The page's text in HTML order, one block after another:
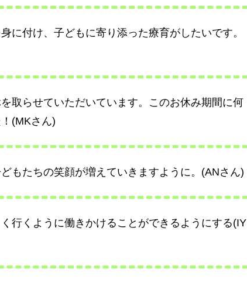
に付け、子どもに寄り添った療育がしたいです。
取らせていただいています。このお休み期間に何
(MKさん)
もたちの笑顔が増えていきますように。(ANさん)
行くように働きかけることができるようにする(IY